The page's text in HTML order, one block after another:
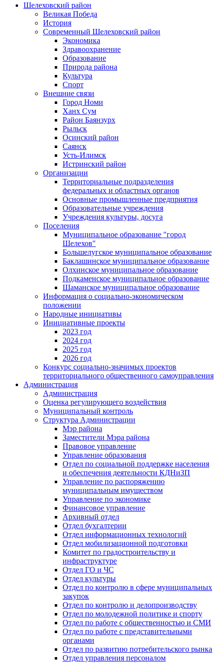
Шелеховский район
Великая Победа
История
Современный Шелеховский район
Экономика
Здравоохранение
Образование
Природа района
Культура
Спорт
Внешние связи
Город Номи
Ханх Сум
Район Баянзурх
Рыльск
Осинский район
Саянск
Усть-Илимск
Истринский район
Организации
Территориальные подразделения
федеральных и областных органов
Основные промышленные предприятия
Образовательные учреждения
Учреждения культуры, досуга
Поселения
Муниципальное образование "город
Шелехов"
Большелугское муниципальное образование
Баклашинское муниципальное образование
Олхинское муниципальное образование
Подкаменское муниципальное образование
Шаманское муниципальное образование
Информация о социально-экономическом
положении
Народные инициативы
Инициативные проекты
2023 год
2024 год
2025 год
2026 год
Конкурс социально-значимых проектов
территориального общественного самоуправления
Администрация
Администрация
Оценка регулирующего воздействия
Муниципальный контроль
Структура Администрации
Мэр района
Заместители Мэра района
Правовое управление
Управление образования
Отдел по социальной поддержке населения
и обеспечения деятельности КДНиЗП
Управление по распоряжению
муниципальным имуществом
Управление по экономике
Финансовое управление
Архивный отдел
Отдел бухгалтерии
Отдел информационных технологий
Отдел мобилизационной подготовки
Комитет по градостроительству и
инфраструктуре
Отдел ГО и ЧС
Отдел культуры
Отдел по контролю в сфере муниципальных
закупок
Отдел по контролю и делопроизводству
Отдел по молодежной политике и спорту
Отдел по работе с общественностью и СМИ
Отдел по работе с представительными
органами
Отдел по развитию потребительского рынка
Отдел управления персоналом